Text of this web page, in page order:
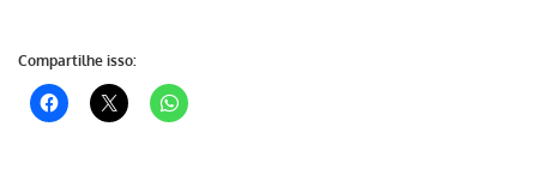
Compartilhe isso: